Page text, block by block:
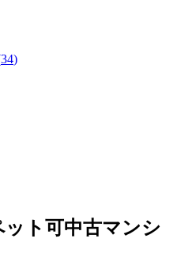
34)
ット可中古マンシ